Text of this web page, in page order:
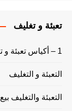
تعبئة و تغليف
1 – أكياس تعبئة و تغليف
التعبئة و التغليف
التعبئة والتغليف بيع